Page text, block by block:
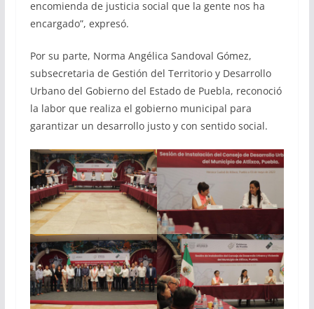
encomienda de justicia social que la gente nos ha
encargado”, expresó.
Por su parte, Norma Angélica Sandoval Gómez,
subsecretaria de Gestión del Territorio y Desarrollo
Urbano del Gobierno del Estado de Puebla, reconoció
la labor que realiza el gobierno municipal para
garantizar un desarrollo justo y con sentido social.